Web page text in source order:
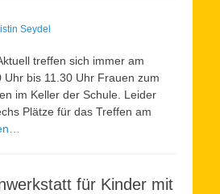
Seydel
treffen sich immer am
Uhr bis 11.30 Uhr Frauen zum
im Keller der Schule. Leider
Plätze für das Treffen am
für Kinder mit